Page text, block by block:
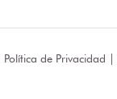
Política de Privacidad |